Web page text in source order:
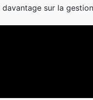
davantage sur la